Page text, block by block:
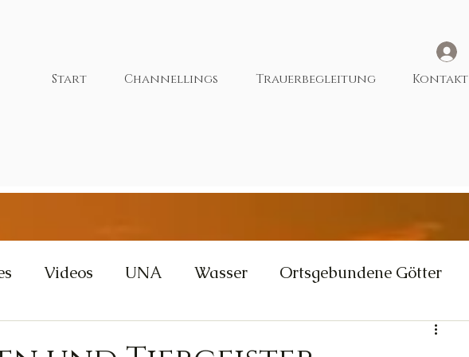
Start Channellings Trauerbegleitung Kontakt
Videos UNA Wasser Ortsgebundene Götter